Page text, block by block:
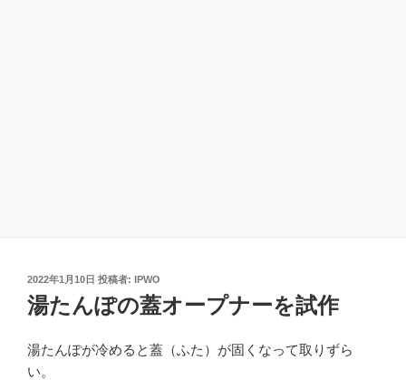
投
稿
日:
2022年1月10日 投稿者: IPWO
湯たんぽの蓋オープナーを試作
湯たんぽが冷めると蓋（ふた）が固くなって取りずら
い。